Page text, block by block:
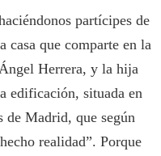
partícipes de
casa que comparte en la
Herrera, y la hija
edificación, situada en
de Madrid, que según
realidad”. Porque